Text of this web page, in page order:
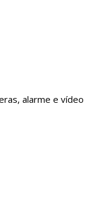
alarme e vídeo